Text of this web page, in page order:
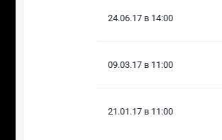
24.06.17 в 14:00
09.03.17 в 11:00
21.01.17 в 11:00